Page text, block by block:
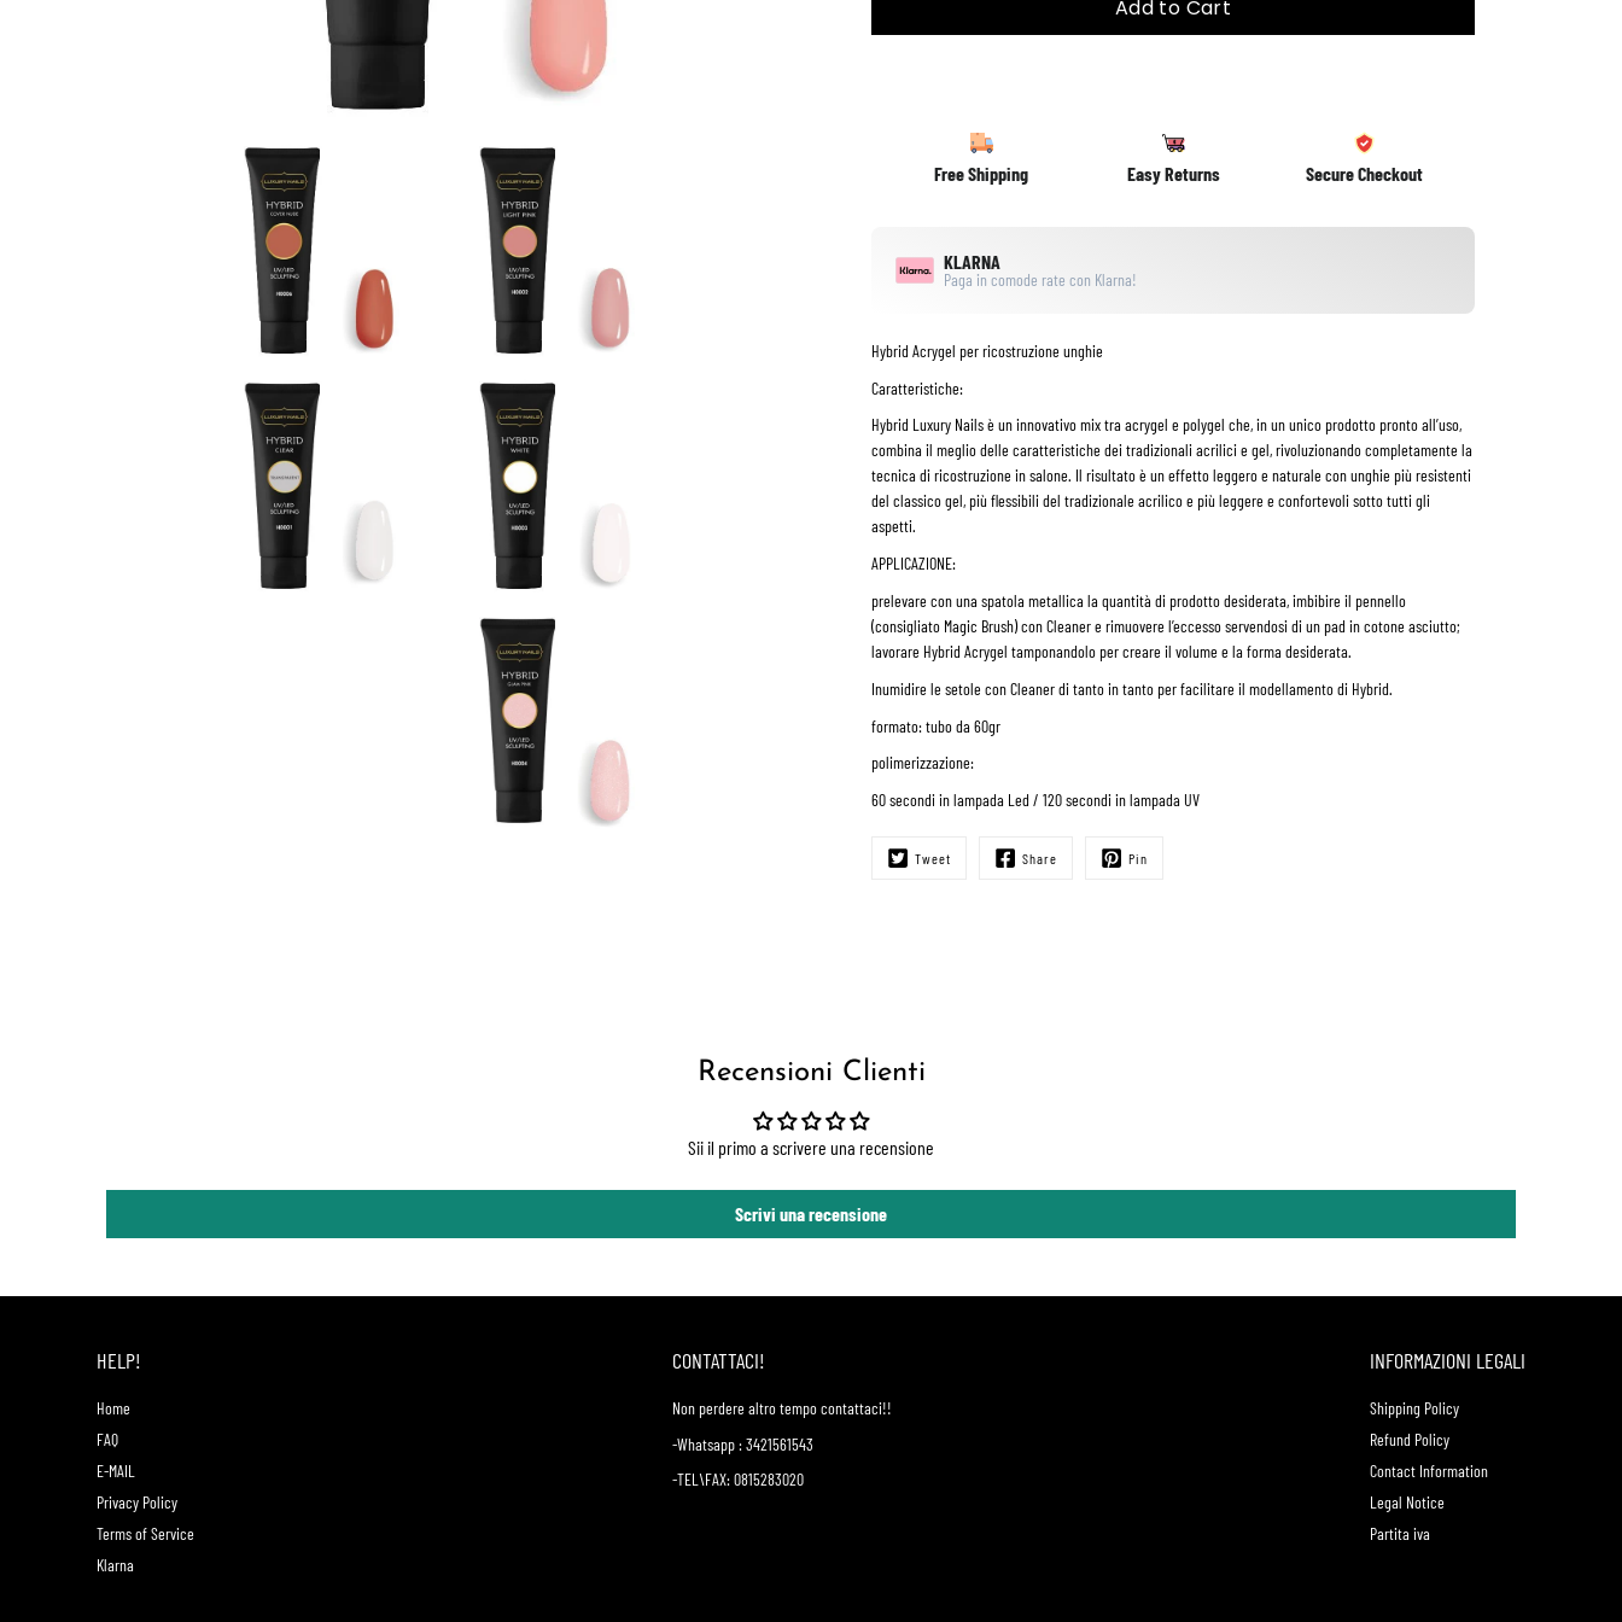
Add to Cart
Free Shipping Easy Returns Secure Checkout
KLARNA
Paga in comode rate con Klarna!
Hybrid Acrygel per ricostruzione unghie
Caratteristiche:
Hybrid Luxury Nails è un innovativo mix tra acrygel e polygel che, in un unico prodotto pronto all’uso,
combina il meglio delle caratteristiche dei tradizionali acrilici e gel, rivoluzionando completamente la
tecnica di ricostruzione in salone. Il risultato è un effetto leggero e naturale con unghie più resistenti
del classico gel, più flessibili del tradizionale acrilico e più leggere e confortevoli sotto tutti gli
aspetti.
APPLICAZIONE:
prelevare con una spatola metallica la quantità di prodotto desiderata, imbibire il pennello
(consigliato Magic Brush) con Cleaner e rimuovere l’eccesso servendosi di un pad in cotone asciutto;
lavorare Hybrid Acrygel tamponandolo per creare il volume e la forma desiderata.
Inumidire le setole con Cleaner di tanto in tanto per facilitare il modellamento di Hybrid.
formato:tubo da 60gr
polimerizzazione:
60 secondi in lampada Led / 120 secondi in lampada UV
Tweet Share Pin
Recensioni Clienti
Sii il primo a scrivere una recensione
Scrivi una recensione
HELP!
Home
FAQ
E-MAIL
Privacy Policy
Terms of Service
Klarna
CONTATTACI!
Non perdere altro tempo contattaci!!
-Whatsapp : 3421561543
-TEL\FAX: 0815283020
INFORMAZIONI LEGALI
Shipping Policy
Refund Policy
Contact Information
Legal Notice
Partita iva